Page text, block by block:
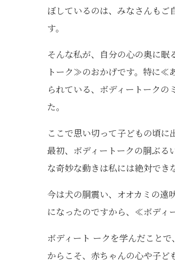
ぼしているのは、みなさんもご
す。
そんな私が、自分の心の奥に
トーク≫のおかげです。特に≪
られている、ボディートーク
た。
ここで思い切って子どもの頃に
最初、ボディートークの胴ぶる
な奇妙な動きは私には絶対でき
今は犬の胴震い、オオカミの遠
になったのですから、≪ボディ
ボディート ークを学んだこと
からこそ、赤ちゃんの心や子ど